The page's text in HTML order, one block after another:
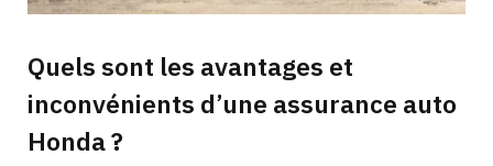
Quels sont les avantages et
inconvénients d’une assurance auto
Honda ?